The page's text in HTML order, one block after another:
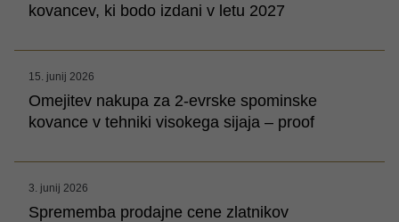
kovancev, ki bodo izdani v letu 2027
15. junij 2026
Omejitev nakupa za 2-evrske spominske
kovance v tehniki visokega sijaja – proof
3. junij 2026
Sprememba prodajne cene zlatnikov